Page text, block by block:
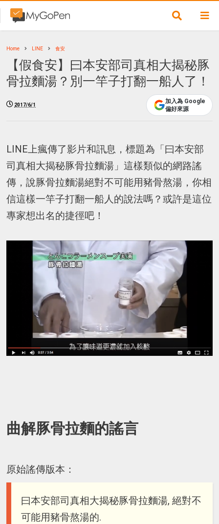
Home LINE 食安
【假食安】曰本安部司真相大揭秘豚
骨拉麵湯？別一竿子打翻一船人了！
2017/6/1
加入為 Google
偏好來源
LINE上瘋傳了影片和訊息，標題為「曰本安部
司真相大揭秘豚骨拉麵湯」這樣類似的網路謠
傳，說豚骨拉麵湯絕對不可能用豬骨熬湯，你相
信這樣一竿子打翻一船人的說法嗎？或許是這位
專家想出名的捷徑吧！
曲解豚骨拉麵的謠言
原始謠傳版本：
曰本安部司真相大揭秘豚骨拉麵湯, 絕對不
可能用豬骨熬湯的.